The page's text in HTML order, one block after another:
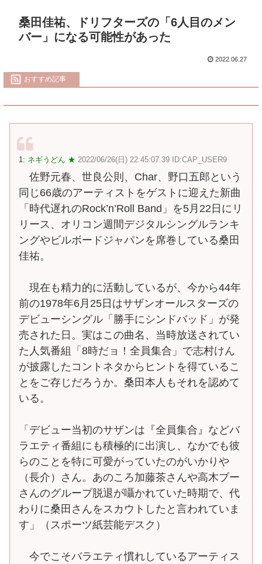
桑田佳祐、ドリフターズの「6人目のメン
バー」になる可能性があった
2022.06.27
おすすめ記事
1: ネギうどん ★ 2022/06/26(日) 22:45:07.39 ID:CAP_USER9
佐野元春、世良公則、Char、野口五郎という
同じ66歳のアーティストをゲストに迎えた新曲
「時代遅れのRock’n’Roll Band」を5月22日にリ
リース、オリコン週間デジタルシングルランキ
ングやビルボードジャパンを席巻している桑田
佳祐。
現在も精力的に活動しているが、今から44年
前の1978年6月25日はサザンオールスターズの
デビューシングル「勝手にシンドバッド」が発
売された日。実はこの曲名、当時放送されてい
た人気番組「8時だョ！全員集合」で志村けん
が披露したコントネタからヒントを得ているこ
とをご存じだろうか。桑田本人もそれを認めて
いる。
「デビュー当初のサザンは『全員集合』などバ
ラエティ番組にも積極的に出演し、なかでも彼
らのことを特に可愛がっていたのがいかりや
（長介）さん。あのころ加藤茶さんや高木ブー
さんのグループ脱退が囁かれていた時期で、代
わりに桑田さんをスカウトしたと言われていま
す」（スポーツ紙芸能デスク）
今でこそバラエティ慣れしているアーティス